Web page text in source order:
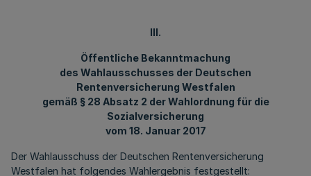
III.
Öffentliche Bekanntmachung
des Wahlausschusses der Deutschen
Rentenversicherung Westfalen
gemäß § 28 Absatz 2 der Wahlordnung für die
Sozialversicherung
vom 18. Januar 2017
Der Wahlausschuss der Deutschen Rentenversicherung
Westfalen hat folgendes Wahlergebnis festgestellt: